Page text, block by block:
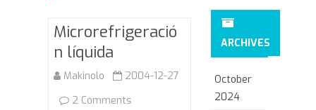
Microrefrigeració
n líquida
Makinolo
2004-12-27
2 Comments
ARCHIVES
October
2024